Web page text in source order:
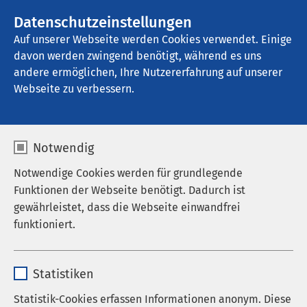
Datenschutzeinstellungen
Auf unserer Webseite werden Cookies verwendet. Einige
davon werden zwingend benötigt, während es uns
andere ermöglichen, Ihre Nutzererfahrung auf unserer
Webseite zu verbessern.
Notwendig
Notwendige Cookies werden für grundlegende
Funktionen der Webseite benötigt. Dadurch ist
gewährleistet, dass die Webseite einwandfrei
funktioniert.
Anbieter sgalinski
Statistiken
Statistik-Cookies erfassen Informationen anonym. Diese